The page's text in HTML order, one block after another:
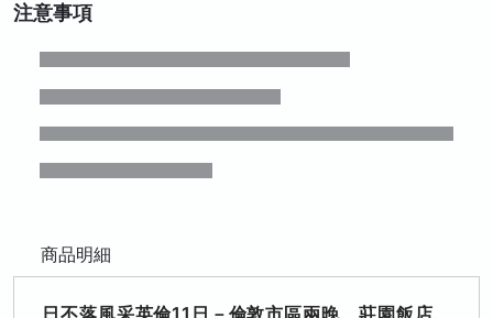
注意事項
商品明細
日不落風采英倫11日－倫敦市區兩晚、莊園飯店、